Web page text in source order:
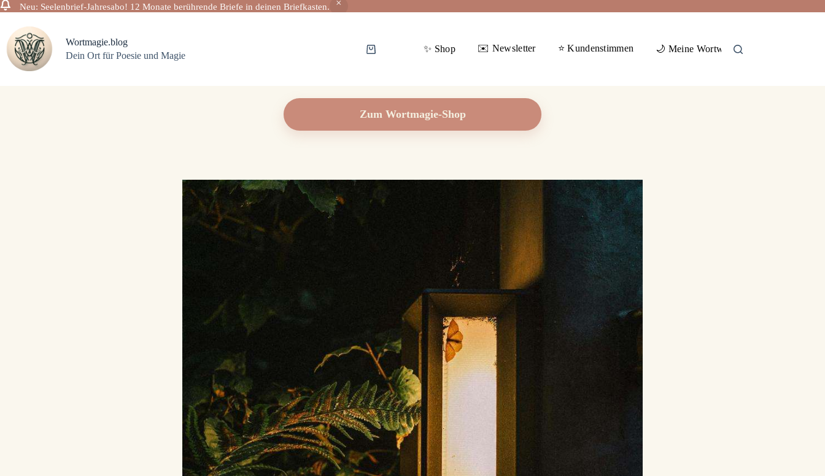
Neu: Seelenbrief-Jahresabo! 12 Monate berührende Briefe in deinen Briefkasten.
Inhalt
springen
Wortmagie.blog
Dein Ort für Poesie und Magie
Warenkorb ✨️ Shop ✉️ Newsletter ⭐ Kundenstimmen 🌙 Meine Wortwelten
Zum Wortmagie-Shop